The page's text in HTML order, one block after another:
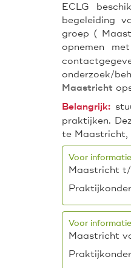
ECLG
begeleiding
groep (
opnemen
onderzoek/
Maastricht
Belangrijk:
praktijken.
te Maastricht,
Voor
Maastricht
Voor
Maastricht